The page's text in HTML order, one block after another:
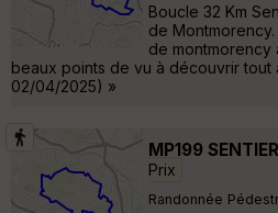
Boucle 32 Km
de
de montmorency
beaux points de vu à découvrir tout
02/04/2025) »
MP199
Prix
Randonnée